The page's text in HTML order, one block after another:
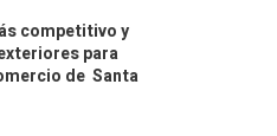
competitivo y
para
de Santa